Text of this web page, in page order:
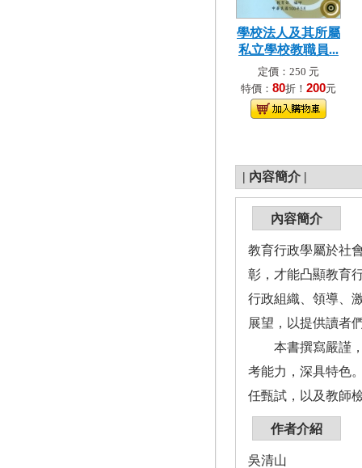
學校法人及其所屬
私立學校教職員...
定價：250 元
特價： 80折！ 200元
| 內容簡介 |
內容簡介
教育行政學屬於社
彰，才能凸顯教育
行政組織、領導、
展望，以提供讀者
本書撰寫嚴謹，
考能力，深具特色
任甄試，以及教師
作者介紹
吳清山